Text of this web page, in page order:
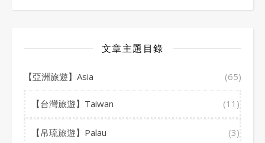
文章主題目錄
【亞洲旅遊】Asia (65)
【台灣旅遊】Taiwan (11)
【帛琉旅遊】Palau (3)